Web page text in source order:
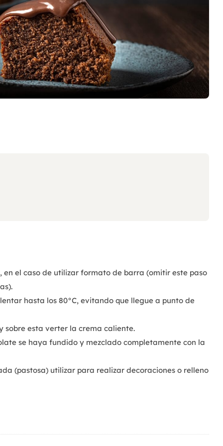
el caso de utilizar formato de barra (omitir este paso
hasta los 80°C, evitando que llegue a punto de
sobre esta verter la crema caliente.
se haya fundido y mezclado completamente con la
(pastosa) utilizar para realizar decoraciones o relleno